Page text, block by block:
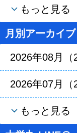
もっと見る
月別アーカイブ
2026年08月（2
2026年07月（
もっと見る